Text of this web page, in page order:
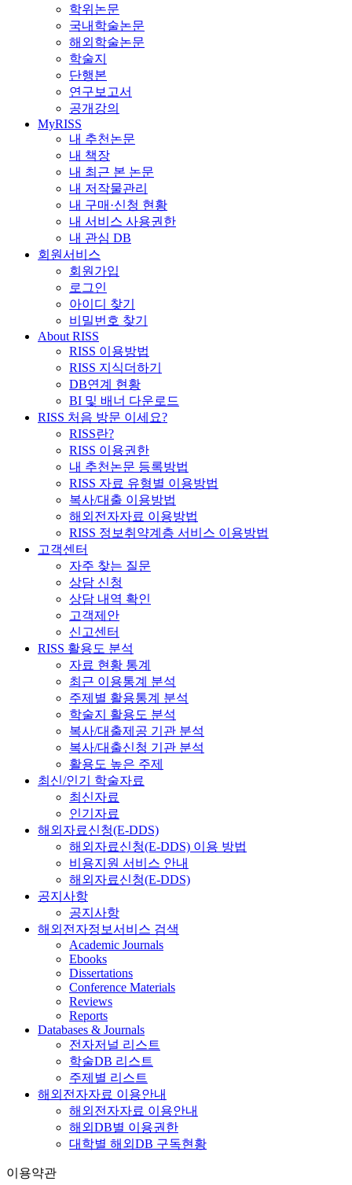
학위논문
국내학술논문
해외학술논문
학술지
단행본
연구보고서
공개강의
MyRISS
내 추천논문
내 책장
내 최근 본 논문
내 저작물관리
내 구매·신청 현황
내 서비스 사용권한
내 관심 DB
회원서비스
회원가입
로그인
아이디 찾기
비밀번호 찾기
About RISS
RISS 이용방법
RISS 지식더하기
DB연계 현황
BI 및 배너 다운로드
RISS 처음 방문 이세요?
RISS란?
RISS 이용권한
내 추천논문 등록방법
RISS 자료 유형별 이용방법
복사/대출 이용방법
해외전자자료 이용방법
RISS 정보취약계층 서비스 이용방법
고객센터
자주 찾는 질문
상담 신청
상담 내역 확인
고객제안
신고센터
RISS 활용도 분석
자료 현황 통계
최근 이용통계 분석
주제별 활용통계 분석
학술지 활용도 분석
복사/대출제공 기관 분석
복사/대출신청 기관 분석
활용도 높은 주제
최신/인기 학술자료
최신자료
인기자료
해외자료신청(E-DDS)
해외자료신청(E-DDS) 이용 방법
비용지원 서비스 안내
해외자료신청(E-DDS)
공지사항
공지사항
해외전자정보서비스 검색
Academic Journals
Ebooks
Dissertations
Conference Materials
Reviews
Reports
Databases & Journals
전자저널 리스트
학술DB 리스트
주제별 리스트
해외전자자료 이용안내
해외전자자료 이용안내
해외DB별 이용권한
대학별 해외DB 구독현황
이용약관